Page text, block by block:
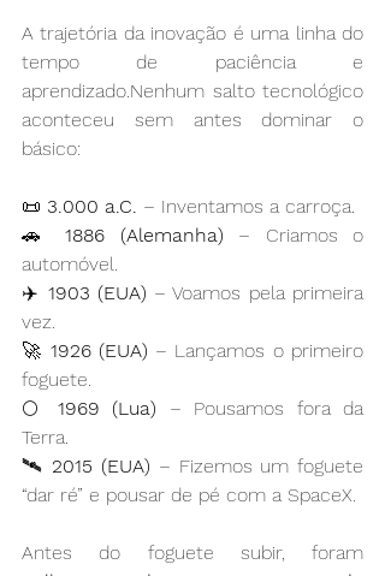
A trajetória da inovação é uma linha do
tempo de paciência e
aprendizado.Nenhum salto tecnológico
aconteceu sem antes dominar o
básico:
📜 3.000 a.C. – Inventamos a carroça.
🚗 1886 (Alemanha) – Criamos o
automóvel.
✈️ 1903 (EUA) – Voamos pela primeira
vez.
🚀 1926 (EUA) – Lançamos o primeiro
foguete.
🌕 1969 (Lua) – Pousamos fora da
Terra.
🛰️ 2015 (EUA) – Fizemos um foguete
“dar ré” e pousar de pé com a SpaceX.